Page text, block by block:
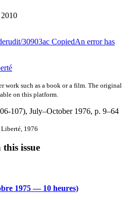
30903ac CopiedAn error has
work such as a book or a film. The original
on this platform.
107), July–October 1976, p. 9–64
1976
issue
1975 — 10 heures)